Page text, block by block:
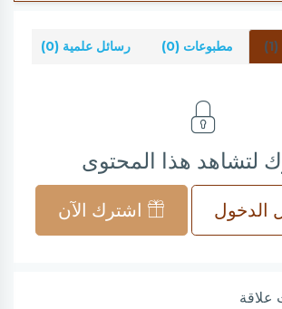
مطبوعات (0) رسائل علمية (0)
لتشاهد هذا المحتوى
الدخول اشترك الآن